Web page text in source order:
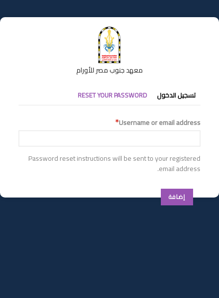
إلى
المحتوى
معهد جنوب مصر للأورام
التبويبات
الأساسية
تسجيل الدخول RESET YOUR PASSWORD
Username or email address
Password reset instructions will be sent to your registered
email address.